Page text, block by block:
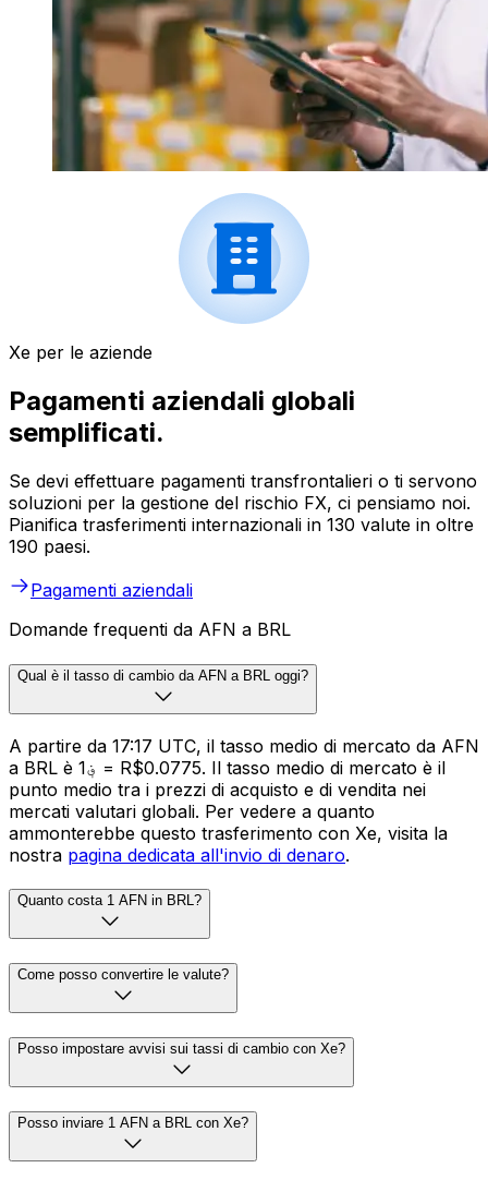
Xe per le aziende
Pagamenti aziendali globali
semplificati.
Se devi effettuare pagamenti transfrontalieri o ti servono
soluzioni per la gestione del rischio FX, ci pensiamo noi.
Pianifica trasferimenti internazionali in 130 valute in oltre
190 paesi.
Pagamenti aziendali
Domande frequenti da AFN a BRL
Qual è il tasso di cambio da AFN a BRL oggi?
A partire da 17:17 UTC, il tasso medio di mercato da AFN
a BRL è ؋1 = R$0.0775. Il tasso medio di mercato è il
punto medio tra i prezzi di acquisto e di vendita nei
mercati valutari globali. Per vedere a quanto
ammonterebbe questo trasferimento con Xe, visita la
nostra pagina dedicata all'invio di denaro.
Quanto costa 1 AFN in BRL?
Come posso convertire le valute?
Posso impostare avvisi sui tassi di cambio con Xe?
Posso inviare 1 AFN a BRL con Xe?